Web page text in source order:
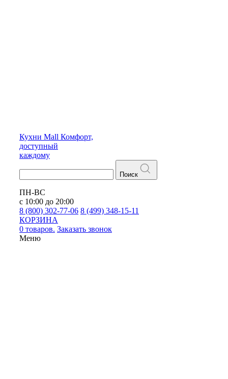
Кухни Mall Комфорт,
доступный
каждому
Поиск
ПН-ВС
с 10:00 до 20:00
8 (800) 302-77-06 8 (499) 348-15-11
КОРЗИНА
0 товаров. Заказать звонок
Меню